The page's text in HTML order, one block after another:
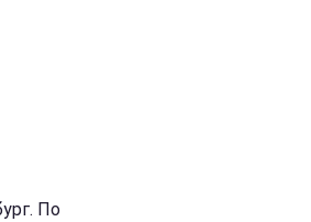
По